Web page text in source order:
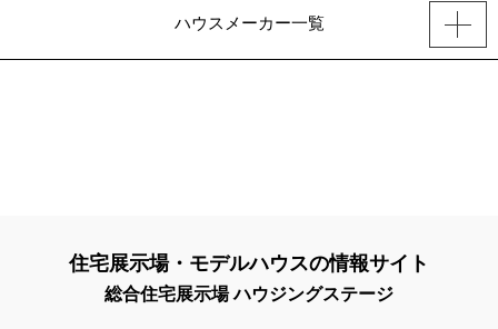
ハウスメーカー一覧
住宅展示場・モデルハウスの情報サイト
総合住宅展示場 ハウジングステージ